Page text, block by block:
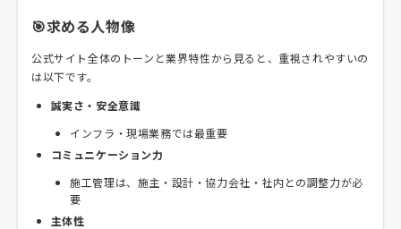
🎯求める人物像
公式サイト全体のトーンと業界特性から見ると、重視されやすいの
は以下です。
誠実さ・安全意識
インフラ・現場業務では最重要
コミュニケーション力
施工管理は、施主・設計・協力会社・社内との調整力が必
要
主体性